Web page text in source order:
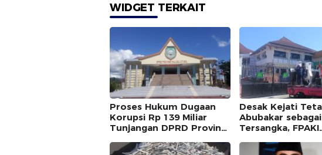
WIDGET TERKAIT
Proses Hukum Dugaan
Korupsi Rp 139 Miliar
Tunjangan DPRD Provinsi
Desak Kejati
Abubakar sebagai
Tersangka, FPAKI